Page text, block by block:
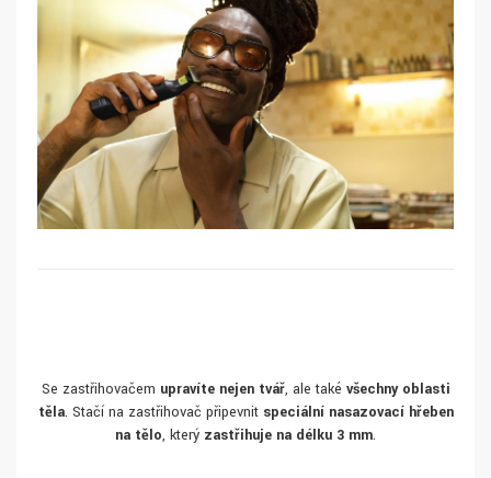
Se zastřihovačem upravíte nejen tvář, ale také všechny oblasti
těla. Stačí na zastřihovač připevnit speciální nasazovací hřeben
na tělo, který zastřihuje na délku 3 mm.